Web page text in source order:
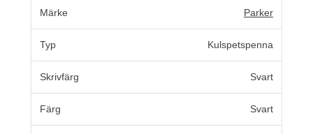
Märke Parker
Typ Kulspetspenna
Skrivfärg Svart
Färg Svart